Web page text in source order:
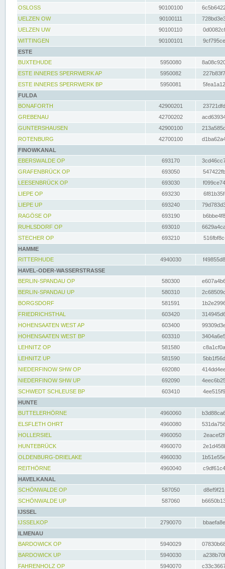
OSLOSS
90100100
UELZEN OW
90100111
UELZEN UW
90100110
WITTINGEN
90100101
ESTE
BUXTEHUDE
5950080
ESTE INNERES SPERRWERK AP
5950082
ESTE INNERES SPERRWERK BP
5950081
FULDA
BONAFORTH
42900201
GREBENAU
42700202
GUNTERSHAUSEN
42900100
ROTENBURG
42700100
FINOWKANAL
EBERSWALDE OP
693170
GRAFENBRÜCK OP
693050
LEESENBRÜCK OP
693030
LIEPE OP
693230
LIEPE UP
693240
RAGÖSE OP
693190
RUHLSDORF OP
693010
STECHER OP
693210
HAMME
RITTERHUDE
4940030
HAVEL-ODER-WASSERSTRASSE
BERLIN-SPANDAU OP
580300
BERLIN-SPANDAU UP
580310
BORGSDORF
581591
FRIEDRICHSTHAL
603420
HOHENSAATEN WEST AP
603400
HOHENSAATEN WEST BP
603310
LEHNITZ OP
581580
LEHNITZ UP
581590
NIEDERFINOW SHW OP
692080
NIEDERFINOW SHW UP
692090
SCHWEDT SCHLEUSE BP
603410
HUNTE
BUTTELERHÖRNE
4960060
ELSFLETH OHRT
4960080
HOLLERSIEL
4960050
HUNTEBRÜCK
4960070
OLDENBURG-DRIELAKE
4960030
REITHÖRNE
4960040
HAVELKANAL
SCHÖNWALDE OP
587050
SCHÖNWALDE UP
587060
IJSSEL
IJSSELKOP
2790070
ILMENAU
BARDOWICK OP
5940029
BARDOWICK UP
5940030
FAHRENHOLZ OP
5940070